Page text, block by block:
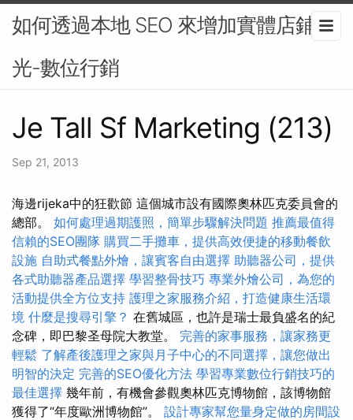
如何透過本地 SEO 來增加實體店鋪曝
光-數位行銷
Je Tall Sf Marketing (213)
Sep 21, 2013
海邊rijeka中的狂歡節 這個城市設有國際奧林匹克委員會的
總部。 如何處理過期護照，簡單步驟解決問題 推薦最值得
信賴的SEO團隊 購買二手攤車，提供高效便捷的移動餐飲
設施 自助式餐點外燴，讓賓客自由選擇 助聽器公司，提供
各式助聽器產品選擇 學習整骨技巧 專業外燴公司，為您的
活動提供全方位支持 護理之家服務介紹，打造健康生活環
境 什麼是搜尋引擎？ 在舊城區，也許是瑞士最負盛名的紀
念碑，即巴黎圣母院大教堂。 完善的家事服務，讓家務更
輕鬆 了解產後護理之家與月子中心的不同選擇，讓您做出
明智的決定 完善的SEO優化方法 學習專業數位行銷技巧的
最佳選擇 幾年前，有機會參觀奧林匹克博物館，該博物館
獲得了“年度歐洲博物館”。 設計專家幫您量身定做的房間設